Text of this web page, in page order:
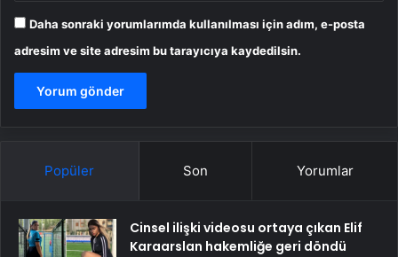
Daha sonraki yorumlarımda kullanılması için adım, e-posta
adresim ve site adresim bu tarayıcıya kaydedilsin.
Popüler Son Yorumlar
Cinsel ilişki videosu ortaya çıkan Elif
Karaarslan hakemliğe geri döndü